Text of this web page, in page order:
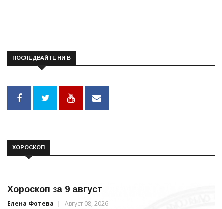
ПОСЛЕДВАЙТЕ НИ В
ХОРОСКОП
Хороскоп за 9 август
Елена Фотева Август 08, 2026